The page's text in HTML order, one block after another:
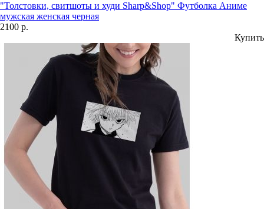
"Толстовки, свитшоты и худи Sharp&Shop" Футболка Аниме
мужская женская черная
2100 р.
Купить